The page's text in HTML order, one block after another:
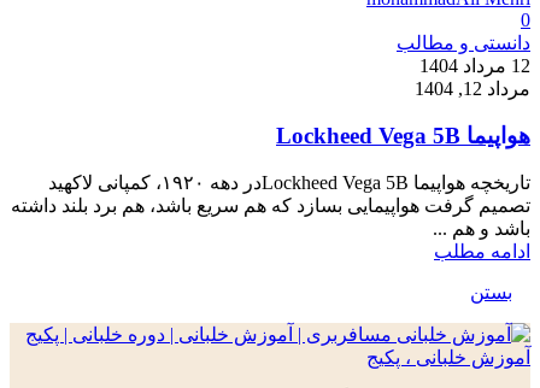
0
دانستی و مطالب
12 مرداد 1404
مرداد 12, 1404
هواپیما Lockheed Vega 5B
تاریخچه هواپیما Lockheed Vega 5Bدر دهه ۱۹۲۰، کمپانی لاکهید
تصمیم گرفت هواپیمایی بسازد که هم سریع باشد، هم برد بلند داشته
باشد و هم ...
ادامه مطلب
بستن